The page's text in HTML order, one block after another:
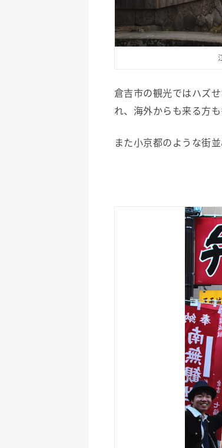
倉吉市の観光ではハズ
れ、海外からも来る方も
また小京都のような街